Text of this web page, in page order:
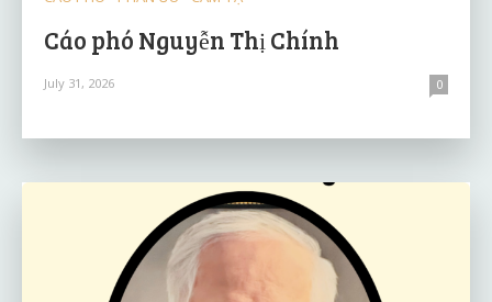
Cáo phó Nguyễn Thị Chính
July 31, 2026 0